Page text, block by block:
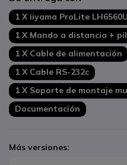
1 X iiyama ProLite
1 X Mando a distancia +
1 X Cable de alimentación
1 X Cable RS-232c
1 X Soporte de montaje
Documentación
Más versiones: